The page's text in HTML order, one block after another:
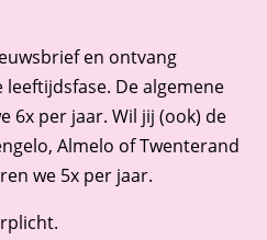
en ontvang
De algemene
6x per jaar. Wil jij (ook) de
Almelo of Twenterand
we 5x per jaar.